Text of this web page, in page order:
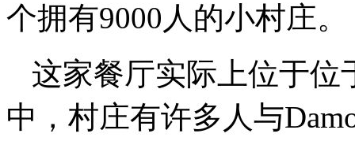
个拥有9000人的小村庄。
这家餐厅实际上位于位
中，村庄有许多人与